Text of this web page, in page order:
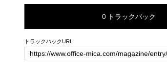
0 トラックバック
トラックバックURL